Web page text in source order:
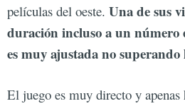
películas del oeste. Una de sus
duración incluso a un número
es muy ajustada no superando
El juego es muy directo y apenas